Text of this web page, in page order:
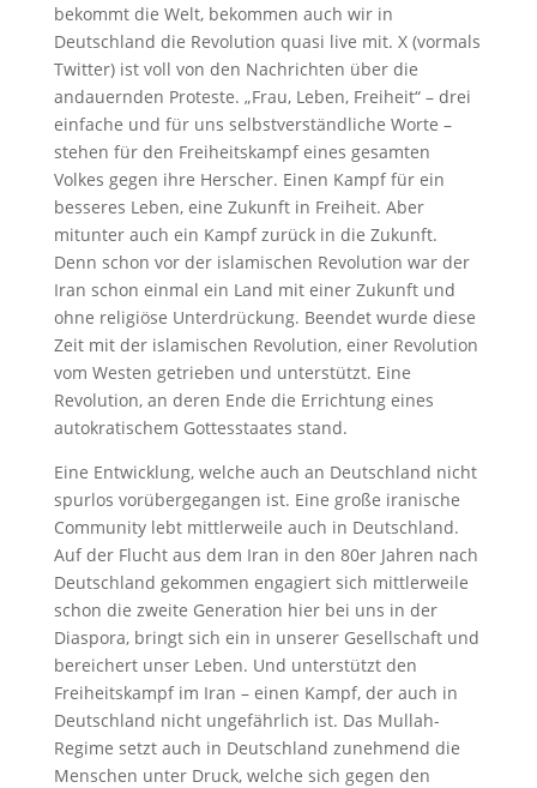
bekommt die Welt, bekommen auch wir in
Deutschland die Revolution quasi live mit. X (vormals
Twitter) ist voll von den Nachrichten über die
andauernden Proteste. „Frau, Leben, Freiheit“ – drei
einfache und für uns selbstverständliche Worte –
stehen für den Freiheitskampf eines gesamten
Volkes gegen ihre Herscher. Einen Kampf für ein
besseres Leben, eine Zukunft in Freiheit. Aber
mitunter auch ein Kampf zurück in die Zukunft.
Denn schon vor der islamischen Revolution war der
Iran schon einmal ein Land mit einer Zukunft und
ohne religiöse Unterdrückung. Beendet wurde diese
Zeit mit der islamischen Revolution, einer Revolution
vom Westen getrieben und unterstützt. Eine
Revolution, an deren Ende die Errichtung eines
autokratischem Gottesstaates stand.
Eine Entwicklung, welche auch an Deutschland nicht
spurlos vorübergegangen ist. Eine große iranische
Community lebt mittlerweile auch in Deutschland.
Auf der Flucht aus dem Iran in den 80er Jahren nach
Deutschland gekommen engagiert sich mittlerweile
schon die zweite Generation hier bei uns in der
Diaspora, bringt sich ein in unserer Gesellschaft und
bereichert unser Leben. Und unterstützt den
Freiheitskampf im Iran – einen Kampf, der auch in
Deutschland nicht ungefährlich ist. Das Mullah-
Regime setzt auch in Deutschland zunehmend die
Menschen unter Druck, welche sich gegen den